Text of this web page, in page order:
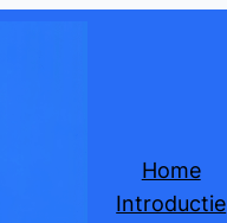
Home
Introductie